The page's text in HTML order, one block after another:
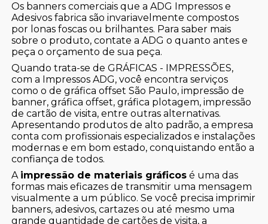
Os banners comerciais que a ADG Impressos e
Adesivos fabrica são invariavelmente compostos
por lonas foscas ou brilhantes. Para saber mais
sobre o produto, contate a ADG o quanto antes e
peça o orçamento de sua peça.
Quando trata-se de GRÁFICAS - IMPRESSÕES,
com a Impressos ADG, você encontra serviços
como o de gráfica offset São Paulo, impressão de
banner, gráfica offset, gráfica plotagem, impressão
de cartão de visita, entre outras alternativas.
Apresentando produtos de alto padrão, a empresa
conta com profissionais especializados e instalações
modernas e em bom estado, conquistando então a
confiança de todos.
A impressão de materiais gráficos é uma das
formas mais eficazes de transmitir uma mensagem
visualmente a um público. Se você precisa imprimir
banners, adesivos, cartazes ou até mesmo uma
grande quantidade de cartões de visita, a